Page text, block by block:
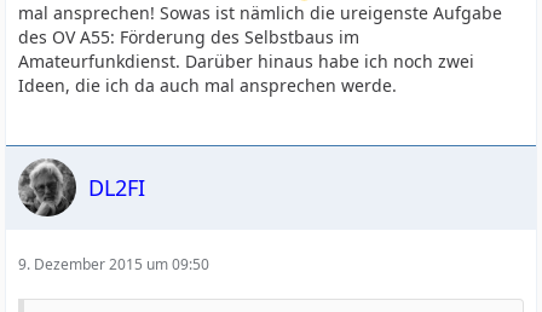
mal ansprechen! Sowas ist nämlich die ureigenste Aufgabe
des OV A55: Förderung des Selbstbaus im
Amateurfunkdienst. Darüber hinaus habe ich noch zwei
Ideen, die ich da auch mal ansprechen werde.
DL2FI
9. Dezember 2015 um 09:50